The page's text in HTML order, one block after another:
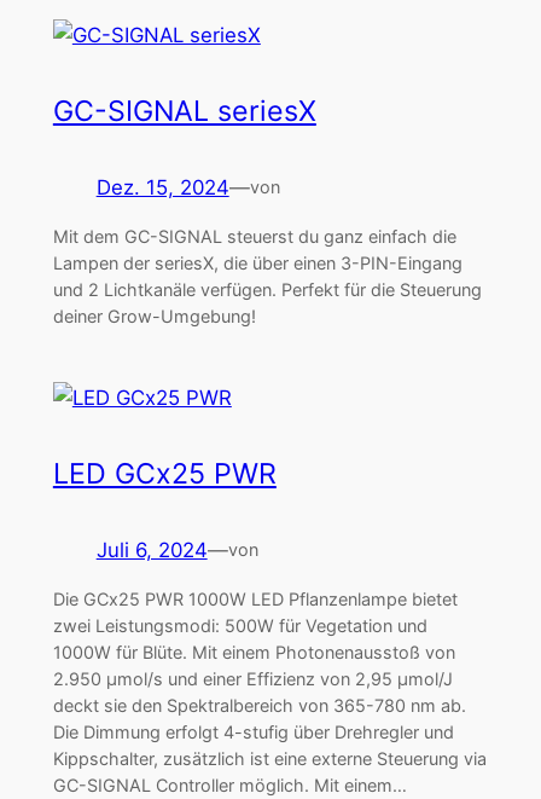
GC-SIGNAL seriesX
Dez. 15, 2024—von
Mit dem GC-SIGNAL steuerst du ganz einfach die
Lampen der seriesX, die über einen 3-PIN-Eingang
und 2 Lichtkanäle verfügen. Perfekt für die Steuerung
deiner Grow-Umgebung!
LED GCx25 PWR
Juli 6, 2024—von
Die GCx25 PWR 1000W LED Pflanzenlampe bietet
zwei Leistungsmodi: 500W für Vegetation und
1000W für Blüte. Mit einem Photonenausstoß von
2.950 μmol/s und einer Effizienz von 2,95 μmol/J
deckt sie den Spektralbereich von 365-780 nm ab.
Die Dimmung erfolgt 4-stufig über Drehregler und
Kippschalter, zusätzlich ist eine externe Steuerung via
GC-SIGNAL Controller möglich. Mit einem…